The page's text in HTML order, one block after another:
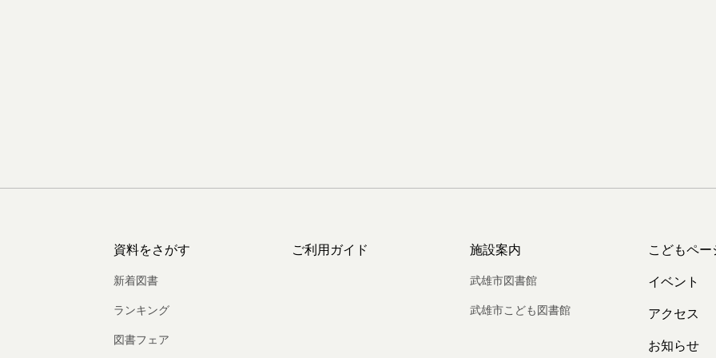
資料をさがす
新着図書
ランキング
図書フェア
ご利用ガイド 施設案内
武雄市図書館
武雄市こども図書館
こどもペー
イベント
アクセス
お知らせ